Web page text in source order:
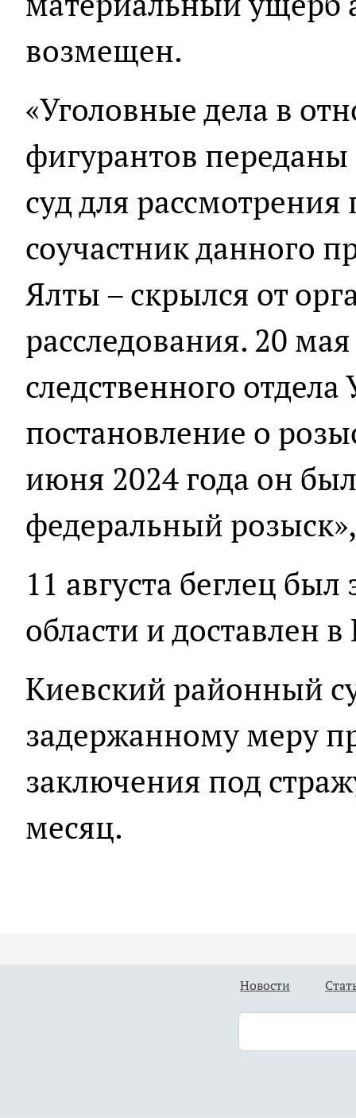
возмещен.
«Уголовные дела в
фигурантов
суд для
соучастник данного
Ялты – скрылся от
расследования. 20
следственного
постановление о
июня 2024 года он
федеральный
11 августа беглец
области и доставлен
Киевский районный
задержанному меру
заключения под
месяц.
Новости